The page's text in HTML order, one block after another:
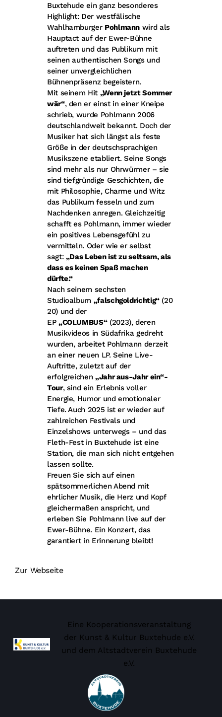
Buxtehude ein ganz besonderes
Highlight: Der westfälische
Wahlhamburger Pohlmann wird als
Hauptact auf der Ewer-Bühne
auftreten und das Publikum mit
seinen authentischen Songs und
seiner unvergleichlichen
Bühnenpräsenz begeistern.
Mit seinem Hit „Wenn jetzt Sommer
wär“, den er einst in einer Kneipe
schrieb, wurde Pohlmann 2006
deutschlandweit bekannt. Doch der
Musiker hat sich längst als feste
Größe in der deutschsprachigen
Musikszene etabliert. Seine Songs
sind mehr als nur Ohrwürmer – sie
sind tiefgründige Geschichten, die
mit Philosophie, Charme und Witz
das Publikum fesseln und zum
Nachdenken anregen. Gleichzeitig
schafft es Pohlmann, immer wieder
ein positives Lebensgefühl zu
vermitteln. Oder wie er selbst
sagt: „Das Leben ist zu seltsam, als
dass es keinen Spaß machen
dürfte.“
Nach seinem sechsten
Studioalbum „falschgoldrichtig“(20
20) und der
EP „COLUMBUS“(2023), deren
Musikvideos in Südafrika gedreht
wurden, arbeitet Pohlmann derzeit
an einer neuen LP. Seine Live-
Auftritte, zuletzt auf der
erfolgreichen „Jahr aus-Jahr ein“-
Tour, sind ein Erlebnis voller
Energie, Humor und emotionaler
Tiefe. Auch 2025 ist er wieder auf
zahlreichen Festivals und
Einzelshows unterwegs – und das
Fleth-Fest in Buxtehude ist eine
Station, die man sich nicht entgehen
lassen sollte.
Freuen Sie sich auf einen
spätsommerlichen Abend mit
ehrlicher Musik, die Herz und Kopf
gleichermaßen anspricht, und
erleben Sie Pohlmann live auf der
Ewer-Bühne. Ein Konzert, das
garantiert in Erinnerung bleibt!
Zur Webseite
Eine Kooperationsveranstaltung
der Kunst & Kultur Buxtehude e.V.
und dem Altstadtverein Buxtehude
e.V.